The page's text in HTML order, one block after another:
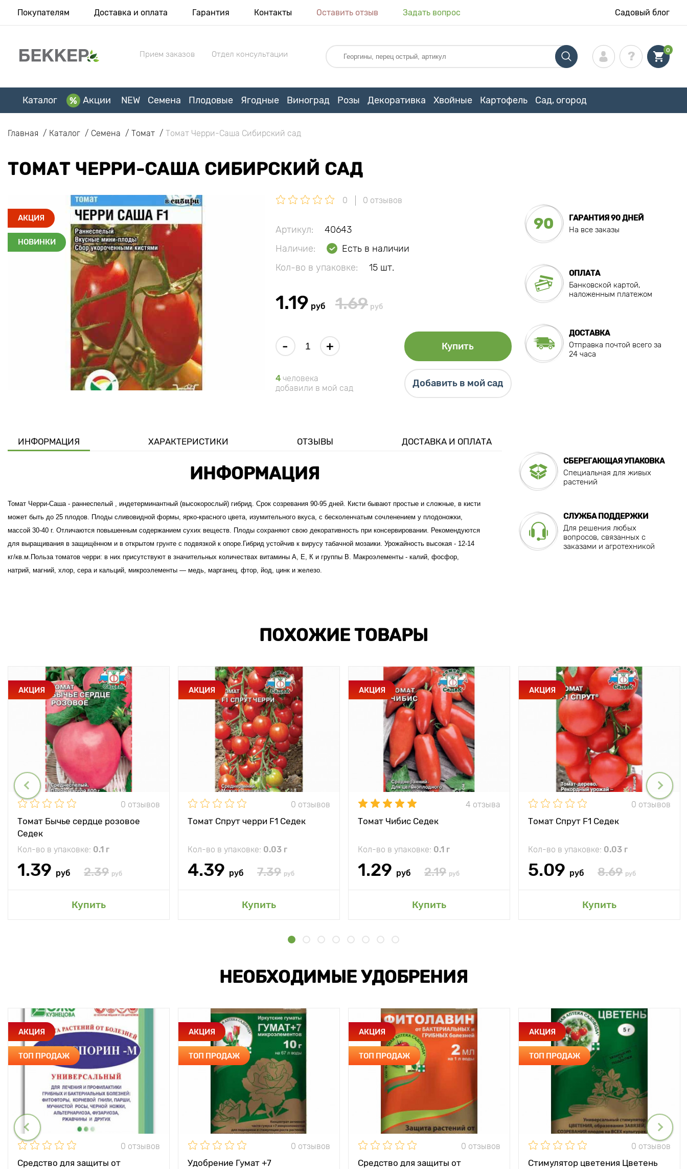
Покупателям Доставка и оплата Гарантия Контакты Оставить отзыв Задать вопрос Садовый блог
Прием заказов Отдел консультации 0
Каталог Акции NEW Семена Плодовые Ягодные Виноград Розы Декоративка Хвойные Картофель Сад, огород
Главная Каталог Семена Томат Томат Черри-Саша Сибирский сад
ТОМАТ ЧЕРРИ-САША СИБИРСКИЙ САД
АКЦИЯ
НОВИНКИ
0 0 отзывов
Артикул:
40643
Наличие:
Есть в наличии
Кол-во в упаковке:
15 шт.
1.19 руб 1.69 руб
- + Купить
4 человека
добавили в мой сад
Добавить в мой сад
90
ГАРАНТИЯ 90 ДНЕЙ
На все заказы
ОПЛАТА
Банковской картой,
наложенным платежом
ДОСТАВКА
Отправка почтой всего за
24 часа
ИНФОРМАЦИЯ ХАРАКТЕРИСТИКИ ОТЗЫВЫ ДОСТАВКА И ОПЛАТА
ИНФОРМАЦИЯ
Томат Черри-Саша - раннеспелый , индетерминантный (высокорослый) гибрид. Срок созревания 90-95 дней. Кисти бывают простые и сложные, в кисти
может быть до 25 плодов. Плоды сливовидной формы, ярко-красного цвета, изумительного вкуса, с бесколенчатым сочленением у плодоножки,
массой 30-40 г. Отличаются повышенным содержанием сухих веществ. Плоды сохраняют свою декоративность при консервировании. Рекомендуются
для выращивания в защищённом и в открытом грунте с подвязкой к опоре.Гибрид устойчив к вирусу табачной мозаики. Урожайность высокая - 12-14
кг/кв.м.Польза томатов черри: в них присутствуют в значительных количествах витамины А, Е, К и группы В. Макроэлементы - калий, фосфор,
натрий, магний, хлор, сера и кальций, микроэлементы — медь, марганец, фтор, йод, цинк и железо.
СБЕРЕГАЮЩАЯ УПАКОВКА
Специальная для живых
растений
СЛУЖБА ПОДДЕРЖКИ
Для решения любых
вопросов, связанных с
заказами и агротехникой
ПОХОЖИЕ ТОВАРЫ
АКЦИЯ
0 отзывов
Томат Бычье сердце розовое
Седек
Кол-во в упаковке: 0.1 г
1.39 руб 2.39 руб
Купить
АКЦИЯ
0 отзывов
Томат Спрут черри F1 Седек
Кол-во в упаковке: 0.03 г
4.39 руб 7.39 руб
Купить
АКЦИЯ
4 отзыва
Томат Чибис Седек
Кол-во в упаковке: 0.1 г
1.29 руб 2.19 руб
Купить
АКЦИЯ
0 отзывов
Томат Спрут F1 Седек
Кол-во в упаковке: 0.03 г
5.09 руб 8.69 руб
Купить
НЕОБХОДИМЫЕ УДОБРЕНИЯ
АКЦИЯ
ТОП ПРОДАЖ
0 отзывов
Средство для защиты от
АКЦИЯ
ТОП ПРОДАЖ
0 отзывов
Удобрение Гумат +7
АКЦИЯ
ТОП ПРОДАЖ
0 отзывов
Средство для защиты от
АКЦИЯ
ТОП ПРОДАЖ
0 отзывов
Стимулятор цветения Цветень